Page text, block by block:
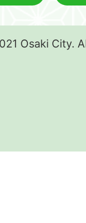
Osaki City.